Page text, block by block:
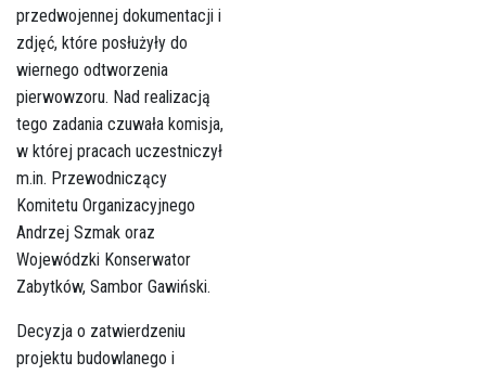
przedwojennej dokumentacji i
zdjęć, które posłużyły do
wiernego odtworzenia
pierwowzoru. Nad realizacją
tego zadania czuwała komisja,
w której pracach uczestniczył
m.in. Przewodniczący
Komitetu Organizacyjnego
Andrzej Szmak oraz
Wojewódzki Konserwator
Zabytków, Sambor Gawiński.
Decyzja o zatwierdzeniu
projektu budowlanego i